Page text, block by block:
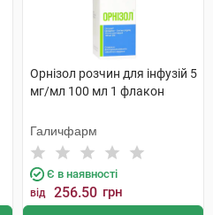
Орнізол розчин для інфузій 5
мг/мл 100 мл 1 флакон
Галичфарм
Є в наявності
від 256.50 грн